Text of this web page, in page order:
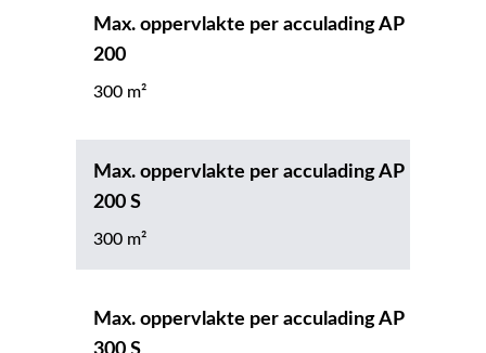
Max. oppervlakte per acculading AP
200
300 m²
Max. oppervlakte per acculading AP
200 S
300 m²
Max. oppervlakte per acculading AP